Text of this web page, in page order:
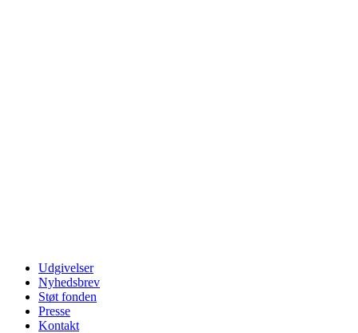
Udgivelser
Nyhedsbrev
Støt fonden
Presse
Kontakt